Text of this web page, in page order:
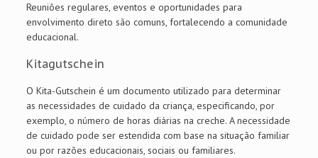
Reuniões regulares, eventos e oportunidades para
envolvimento direto são comuns, fortalecendo a comunidade
educacional.
Kitagutschein
O Kita-Gutschein é um documento utilizado para determinar
as necessidades de cuidado da criança, especificando, por
exemplo, o número de horas diárias na creche. A necessidade
de cuidado pode ser estendida com base na situação familiar
ou por razões educacionais, sociais ou familiares.